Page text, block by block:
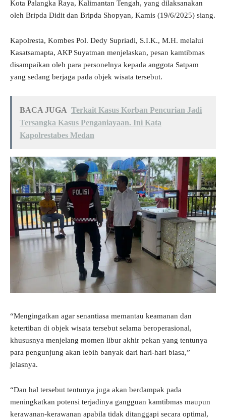
Kota Palangka Raya, Kalimantan Tengah, yang dilaksanakan
oleh Bripda Didit dan Bripda Shopyan, Kamis (19/6/2025) siang.
Kapolresta, Kombes Pol. Dedy Supriadi, S.I.K., M.H. melalui
Kasatsamapta, AKP Suyatman menjelaskan, pesan kamtibmas
disampaikan oleh para personelnya kepada anggota Satpam
yang sedang berjaga pada objek wisata tersebut.
BACA JUGA Terkait Kasus Korban Pencurian Jadi
Tersangka Kasus Penganiayaan. Ini Kata
Kapolrestabes Medan
“Mengingatkan agar senantiasa memantau keamanan dan
ketertiban di objek wisata tersebut selama beroperasional,
khususnya menjelang momen libur akhir pekan yang tentunya
para pengunjung akan lebih banyak dari hari-hari biasa,”
jelasnya.
“Dan hal tersebut tentunya juga akan berdampak pada
meningkatkan potensi terjadinya gangguan kamtibmas maupun
kerawanan-kerawanan apabila tidak ditanggapi secara optimal,